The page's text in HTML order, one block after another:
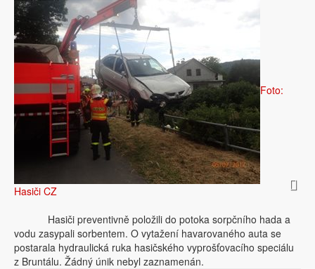
Foto:
Hasiči CZ
Hasiči preventivně položili do potoka sorpčního hada a
vodu zasypali sorbentem. O vytažení havarovaného auta se
postarala hydraulická ruka hasičského vyprošťovacího speciálu
z Bruntálu. Žádný únik nebyl zaznamenán.